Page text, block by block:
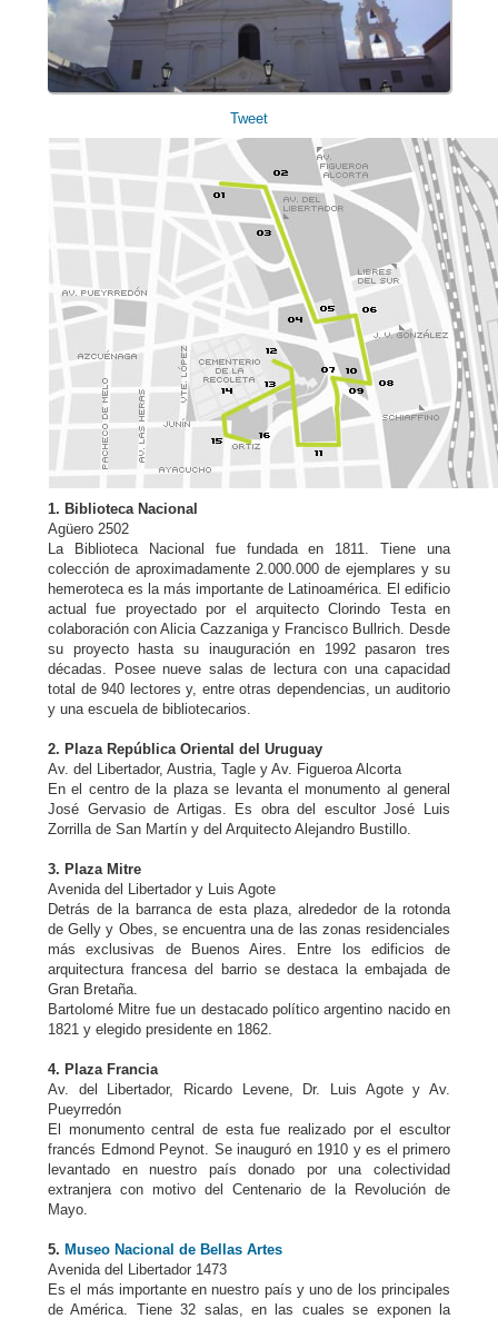
Tweet
1. Biblioteca Nacional
Agüero 2502
La Biblioteca Nacional fue fundada en 1811. Tiene una
colección de aproximadamente 2.000.000 de ejemplares y su
hemeroteca es la más importante de Latinoamérica. El edificio
actual fue proyectado por el arquitecto Clorindo Testa en
colaboración con Alicia Cazzaniga y Francisco Bullrich. Desde
su proyecto hasta su inauguración en 1992 pasaron tres
décadas. Posee nueve salas de lectura con una capacidad
total de 940 lectores y, entre otras dependencias, un auditorio
y una escuela de bibliotecarios.
2. Plaza República Oriental del Uruguay
Av. del Libertador, Austria, Tagle y Av. Figueroa Alcorta
En el centro de la plaza se levanta el monumento al general
José Gervasio de Artigas. Es obra del escultor José Luis
Zorrilla de San Martín y del Arquitecto Alejandro Bustillo.
3. Plaza Mitre
Avenida del Libertador y Luis Agote
Detrás de la barranca de esta plaza, alrededor de la rotonda
de Gelly y Obes, se encuentra una de las zonas residenciales
más exclusivas de Buenos Aires. Entre los edificios de
arquitectura francesa del barrio se destaca la embajada de
Gran Bretaña.
Bartolomé Mitre fue un destacado político argentino nacido en
1821 y elegido presidente en 1862.
4. Plaza Francia
Av. del Libertador, Ricardo Levene, Dr. Luis Agote y Av.
Pueyrredón
El monumento central de esta fue realizado por el escultor
francés Edmond Peynot. Se inauguró en 1910 y es el primero
levantado en nuestro país donado por una colectividad
extranjera con motivo del Centenario de la Revolución de
Mayo.
5. Museo Nacional de Bellas Artes
Avenida del Libertador 1473
Es el más importante en nuestro país y uno de los principales
de América. Tiene 32 salas, en las cuales se exponen la